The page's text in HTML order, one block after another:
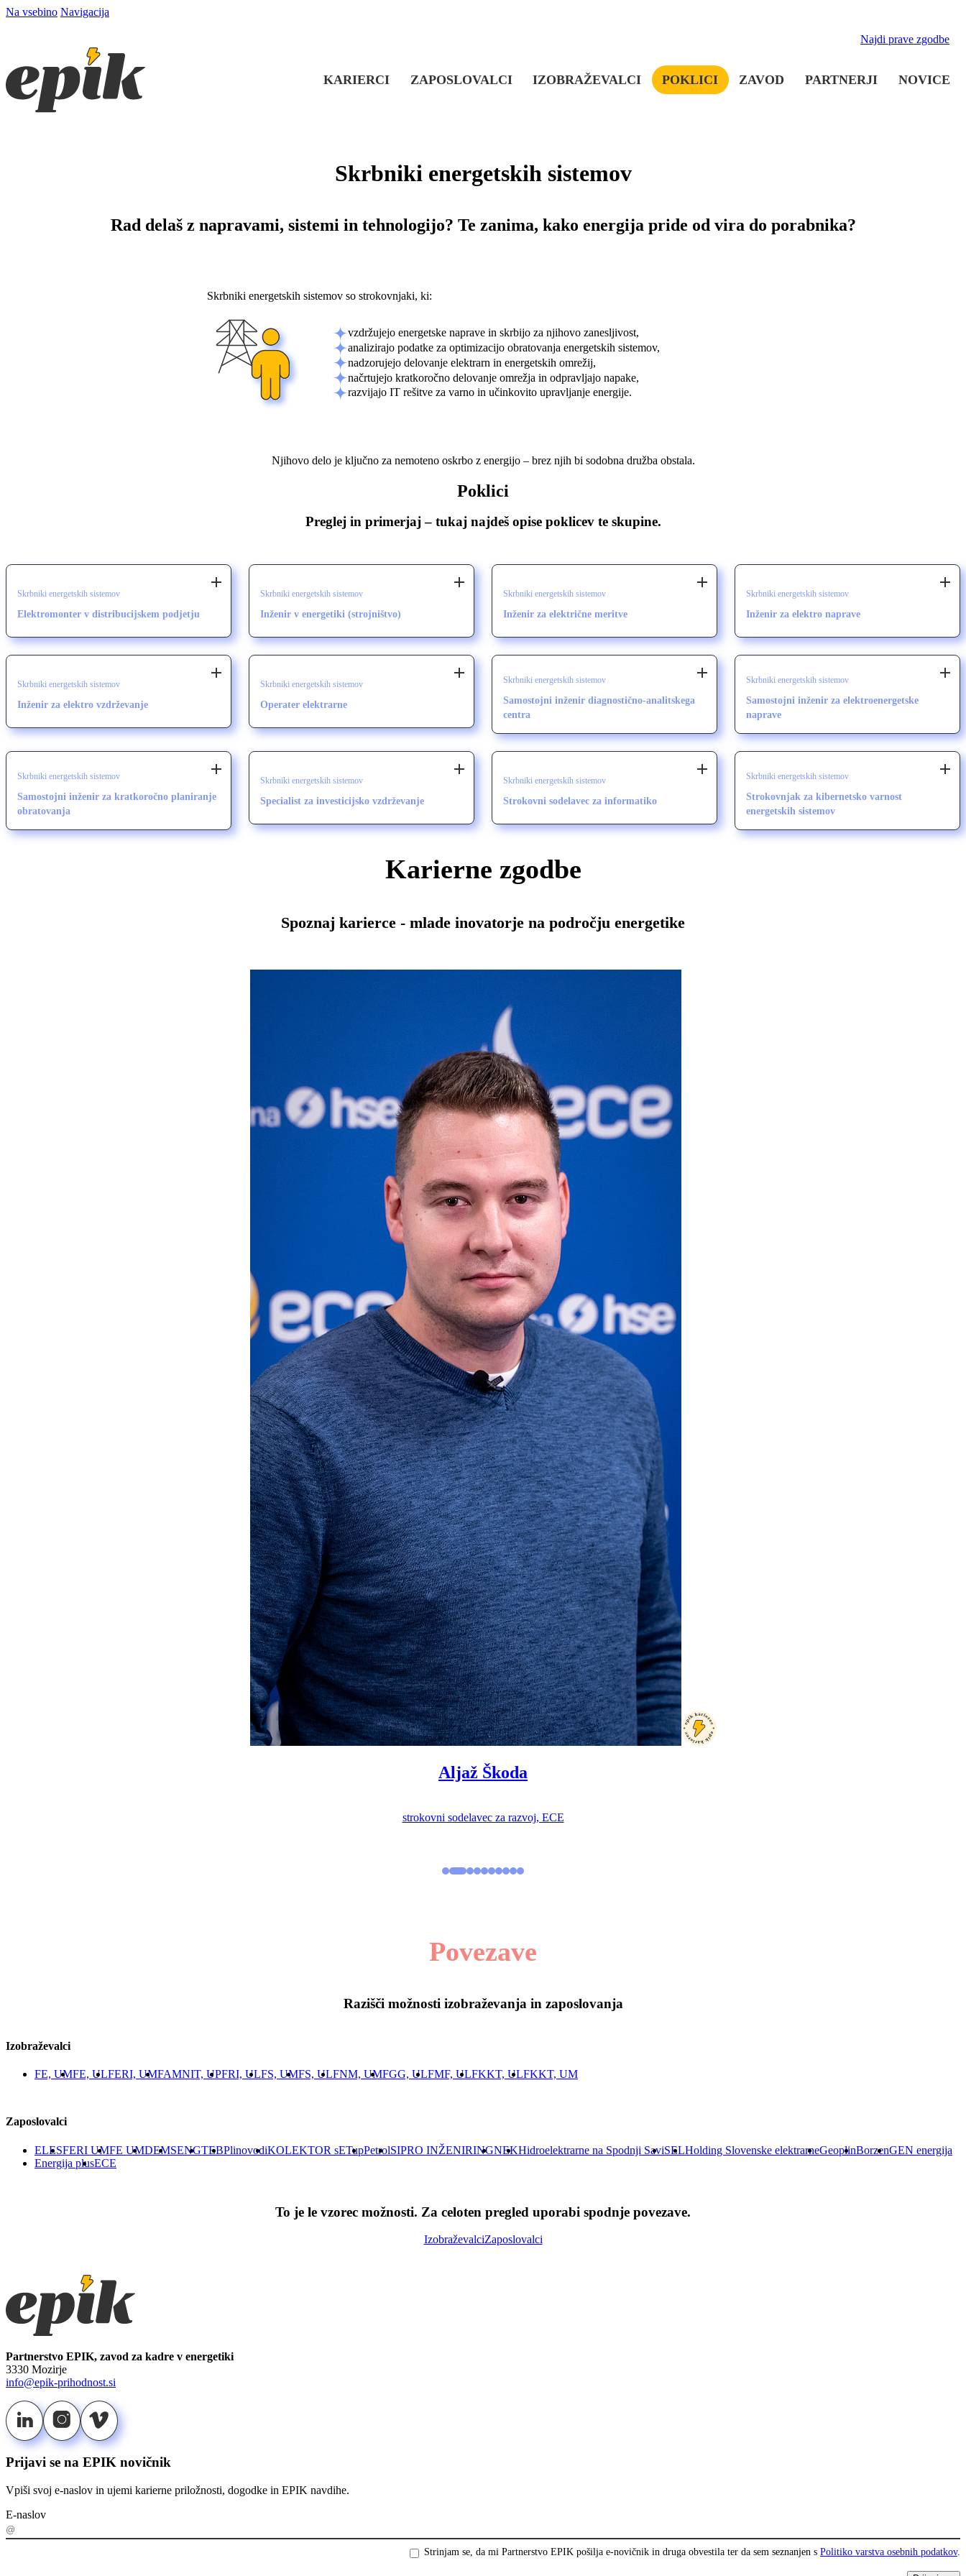
Na vsebino Navigacija
KARIERCI ZAPOSLOVALCI IZOBRAŽEVALCI POKLICI ZAVOD PARTNERJI NOVICE
Najdi prave zgodbe
Skrbniki energetskih sistemov
Rad delaš z napravami, sistemi in tehnologijo? Te zanima, kako energija pride od vira do porabnika?
Skrbniki energetskih sistemov so strokovnjaki, ki:
vzdržujejo energetske naprave in skrbijo za njihovo zanesljivost,
analizirajo podatke za optimizacijo obratovanja energetskih sistemov,
nadzorujejo delovanje elektrarn in energetskih omrežij,
načrtujejo kratkoročno delovanje omrežja in odpravljajo napake,
razvijajo IT rešitve za varno in učinkovito upravljanje energije.
Njihovo delo je ključno za nemoteno oskrbo z energijo – brez njih bi sodobna družba obstala.
Poklici
Preglej in primerjaj – tukaj najdeš opise poklicev te skupine.
Skrbniki energetskih sistemov
Elektromonter v distribucijskem podjetju
Skrbniki energetskih sistemov
Inženir v energetiki (strojništvo)
Skrbniki energetskih sistemov
Inženir za električne meritve
Skrbniki energetskih sistemov
Inženir za elektro naprave
Skrbniki energetskih sistemov
Inženir za elektro vzdrževanje
Skrbniki energetskih sistemov
Operater elektrarne
Skrbniki energetskih sistemov
Samostojni inženir diagnostično-analitskega
centra
Skrbniki energetskih sistemov
Samostojni inženir za elektroenergetske
naprave
Skrbniki energetskih sistemov
Samostojni inženir za kratkoročno planiranje
obratovanja
Skrbniki energetskih sistemov
Specialist za investicijsko vzdrževanje
Skrbniki energetskih sistemov
Strokovni sodelavec za informatiko
Skrbniki energetskih sistemov
Strokovnjak za kibernetsko varnost
energetskih sistemov
Karierne zgodbe
Spoznaj karierce - mlade inovatorje na področju energetike
Aljaž Škoda
strokovni sodelavec za razvoj, ECE
Povezave
Razišči možnosti izobraževanja in zaposlovanja
Izobraževalci
FE, UMFE, ULFERI, UMFAMNIT, UPFRI, ULFS, UMFS, ULFNM, UMFGG, ULFMF, ULFKKT, ULFKKT, UM
Zaposlovalci
ELESFERI UMFE UMDEMSENGTEBPlinovodiKOLEKTOR sETupPetrolSIPRO INŽENIRINGNEKHidroelektrarne na Spodnji SaviSELHolding Slovenske elektrarneGeoplinBorzenGEN energija
Energija plusECE
To je le vzorec možnosti. Za celoten pregled uporabi spodnje povezave.
IzobraževalciZaposlovalci
Partnerstvo EPIK, zavod za kadre v energetiki
3330 Mozirje
info@epik-prihodnost.si
Prijavi se na EPIK novičnik
Vpiši svoj e-naslov in ujemi karierne priložnosti, dogodke in EPIK navdihe.
E-naslov
Strinjam se, da mi Partnerstvo EPIK pošilja e-novičnik in druga obvestila ter da sem seznanjen s Politiko varstva osebnih podatkov.